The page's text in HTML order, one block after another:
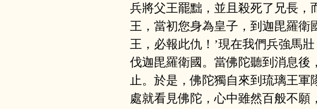
兵將父王罷黜，並且殺死了兄長，
王，當初您身為皇子，到迦毘羅衛
王，必報此仇！’現在我們兵強馬
伐迦毘羅衛國。當佛陀聽到消息後
止。於是，佛陀獨自來到琉璃王
處就看見佛陀，心中雖然百般不